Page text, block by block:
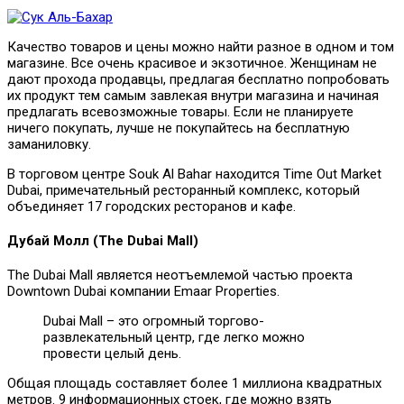
Качество товаров и цены можно найти разное в одном и том
магазине. Все очень красивое и экзотичное. Женщинам не
дают прохода продавцы, предлагая бесплатно попробовать
их продукт тем самым завлекая внутри магазина и начиная
предлагать всевозможные товары. Если не планируете
ничего покупать, лучше не покупайтесь на бесплатную
заманиловку.
В торговом центре Souk Al Bahar находится Time Out Market
Dubai, примечательный ресторанный комплекс, который
объединяет 17 городских ресторанов и кафе.
Дубай Молл (The Dubai Mall)
The Dubai Mall является неотъемлемой частью проекта
Downtown Dubai компании Emaar Properties.
Dubai Mall – это огромный торгово-
развлекательный центр, где легко можно
провести целый день.
Общая площадь составляет более 1 миллиона квадратных
метров. 9 информационных стоек, где можно взять